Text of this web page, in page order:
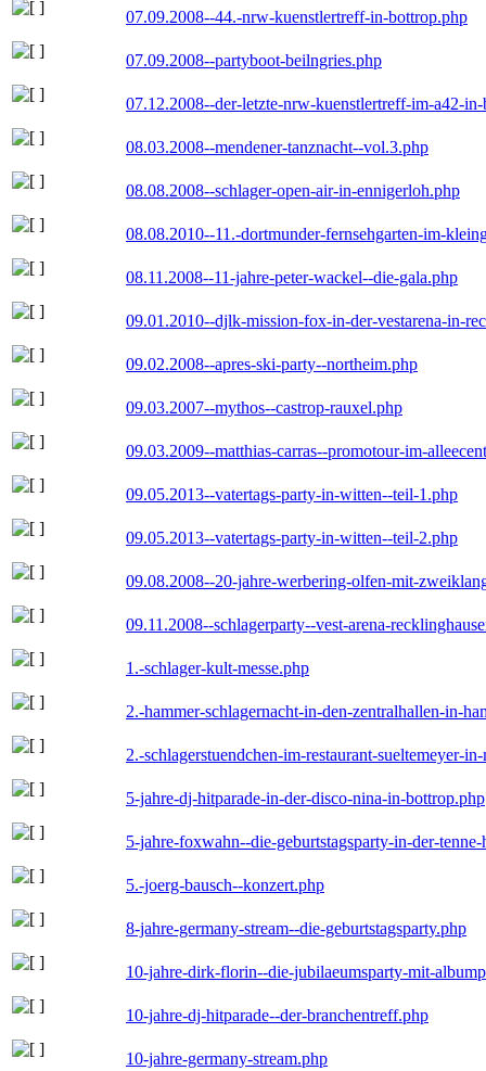
07.09.2008--44.-nrw-kuenstlertreff-in-bottrop.php
07.09.2008--partyboot-beilngries.php
07.12.2008--der-letzte-nrw-kuenstlertreff-im-a42-
08.03.2008--mendener-tanznacht--vol.3.php
08.08.2008--schlager-open-air-in-ennigerloh.php
08.08.2010--11.-dortmunder-fernsehgarten-im-
08.11.2008--11-jahre-peter-wackel--die-gala.php
09.01.2010--djlk-mission-fox-in-der-vestarena-in-
09.02.2008--apres-ski-party--northeim.php
09.03.2007--mythos--castrop-rauxel.php
09.03.2009--matthias-carras--promotour-im-
09.05.2013--vatertags-party-in-witten--teil-1.php
09.05.2013--vatertags-party-in-witten--teil-2.php
09.08.2008--20-jahre-werbering-olfen-mit-
09.11.2008--schlagerparty--vest-arena-
1.-schlager-kult-messe.php
2.-hammer-schlagernacht-in-den-zentralhallen-in-
2.-schlagerstuendchen-im-restaurant-sueltemeyer-
5-jahre-dj-hitparade-in-der-disco-nina-in-bottrop.php
5-jahre-foxwahn--die-geburtstagsparty-in-der-tenne-
5.-joerg-bausch--konzert.php
8-jahre-germany-stream--die-geburtstagsparty.php
10-jahre-dirk-florin--die-jubilaeumsparty-mit-
10-jahre-dj-hitparade--der-branchentreff.php
10-jahre-germany-stream.php